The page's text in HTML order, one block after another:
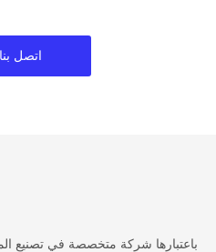
اتصل
باعتبارها شركة متخصصة في تصنيع